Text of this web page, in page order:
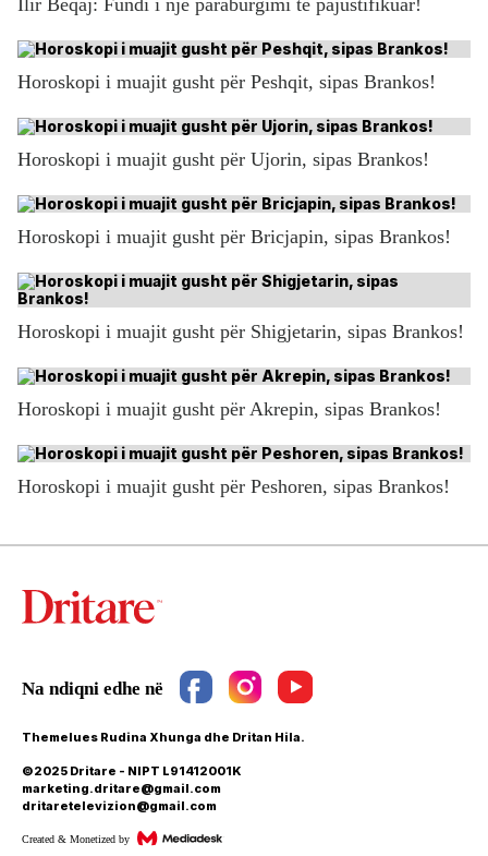
Horoskopi i muajit gusht për Peshqit, sipas Brankos!
Horoskopi i muajit gusht për Ujorin, sipas Brankos!
Horoskopi i muajit gusht për Bricjapin, sipas Brankos!
Horoskopi i muajit gusht për Shigjetarin, sipas Brankos!
Horoskopi i muajit gusht për Akrepin, sipas Brankos!
Horoskopi i muajit gusht për Peshoren, sipas Brankos!
Themelues Rudina Xhunga dhe Dritan Hila.
©2025 Dritare - NIPT L91412001K
marketing.dritare@gmail.com
dritaretelevizion@gmail.com
Created & Monetized by